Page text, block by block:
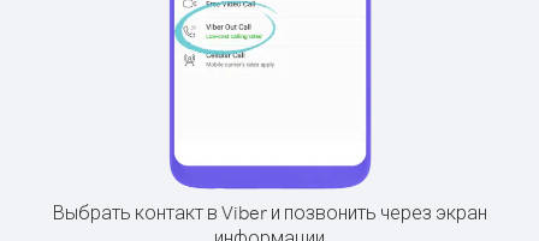
Выбрать контакт в Viber и позвонить через экран